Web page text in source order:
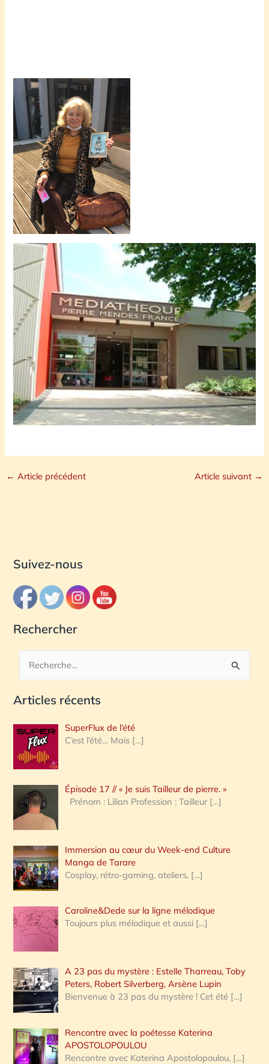
← Article précédent Article suivant →
Suivez-nous
Rechercher
c
e
r
c
h
e
:
Articles récents
SuperFlux de l’été
C’est l’été… Mais […]
Épisode 17 // « Je suis Tailleur de pierre. »
Prénom : Lilian Profession : Tailleur […]
Immersion au cœur du Week-end Culture
Manga de Tarare
Cosplay, rétro-gaming, ateliers, […]
Caroline&Dede sur la ligne mélodique
Toujours plus mélodique et aussi […]
A 23 pas du mystère : Estelle Tharreau, Toby
Peters, Robert Silverberg, Arsène Lupin
Bienvenue à 23 pas du mystère ! Cet été […]
Rencontre avec la poétesse Katerina
APOSTOLOPOULOU
Rencontre avec Katerina Apostolopoulou, […]